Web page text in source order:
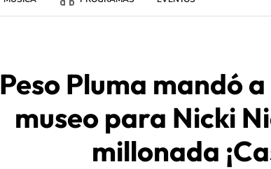
Peso Pluma mandó
museo para Nicki
millonada